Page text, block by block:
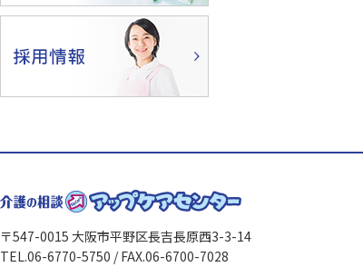
〒547-0015 大阪市平野区長吉長原西3-3-14
TEL.06-6770-5750 / FAX.06-6700-7028